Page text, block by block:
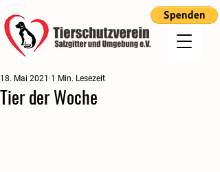
Tier der Woche
18. Mai 2021 1 Min. Lesezeit